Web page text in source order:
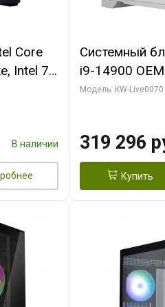
Core
Intel 7,
(2
В наличии
Системный
i9-14900
C24 16EC/
GDDR7
Модель: KW-Live0070
319 296
Купить